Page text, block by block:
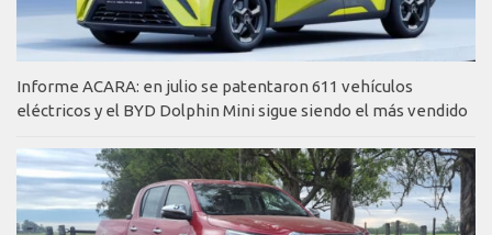
Informe ACARA: en julio se patentaron 611 vehículos
eléctricos y el BYD Dolphin Mini sigue siendo el más vendido